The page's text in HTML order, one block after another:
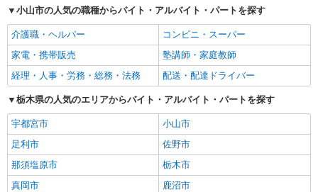
小山市の人気の職種からバイト・アルバイト・パートを探す
介護職・ヘルパー
コンビニ・スーパー
家電・携帯販売
塾講師・家庭教師
経理・人事・労務・総務・法務
配送・配達ドライバー
栃木県の人気のエリアからバイト・アルバイト・パートを探す
宇都宮市
小山市
足利市
佐野市
那須塩原市
栃木市
真岡市
鹿沼市